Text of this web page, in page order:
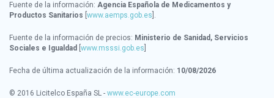
Fuente de la información: Agencia Española de Medicamentos y
Productos Sanitarios www.aemps.gob.es ].
Fuente de la información de precios: Ministerio de Sanidad, Servicios
Sociales e Igualdad www.msssi.gob.es
Fecha de última actualización de la información: 10/08/2026
© 2016 Licitelco España SL - www.ec-europe.com